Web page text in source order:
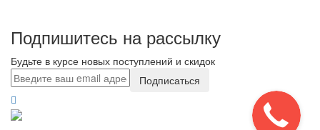
Подпишитесь на рассылку
Будьте в курсе новых поступлений и скидок
Подписаться